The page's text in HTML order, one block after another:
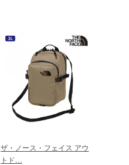
ザ・ノース・フェイス アウ
トド…